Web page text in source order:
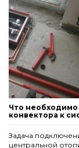
Что
конвектора к
Задача
центральной